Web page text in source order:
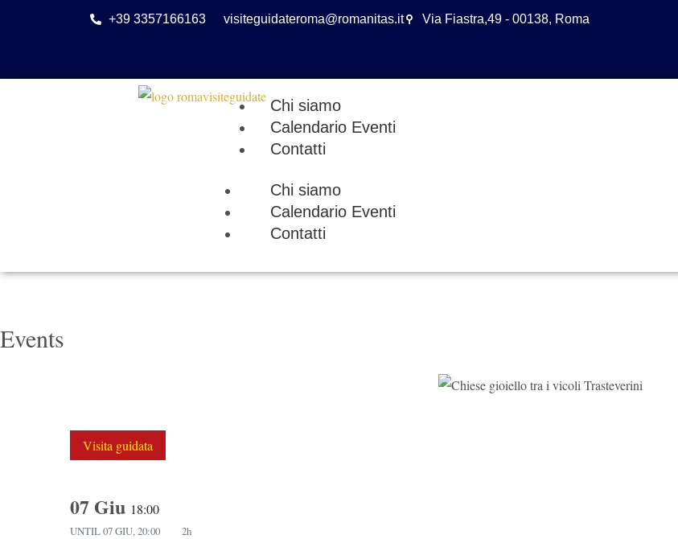
+39 3357166163 visiteguidateroma@romanitas.it Via Fiastra,49 - 00138, Roma
Chi siamo
Calendario Eventi
Contatti
Chi siamo
Calendario Eventi
Contatti
Events
Visita guidata
07 Giu 18:00
UNTIL07 GIU, 20:00 2h